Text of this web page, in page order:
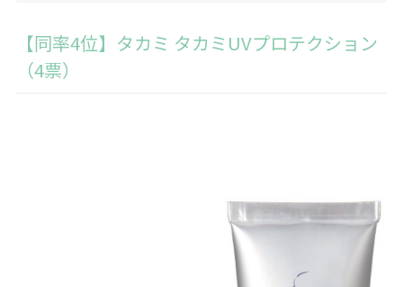
【同率4位】タカミ タカミUVプロテクション
（4票）